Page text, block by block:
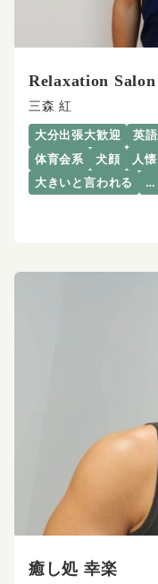
Relaxation
三森 紅
大分出張大歓迎 英
体育会系
犬顔 人
大きいと言われる
…
癒し処 幸楽